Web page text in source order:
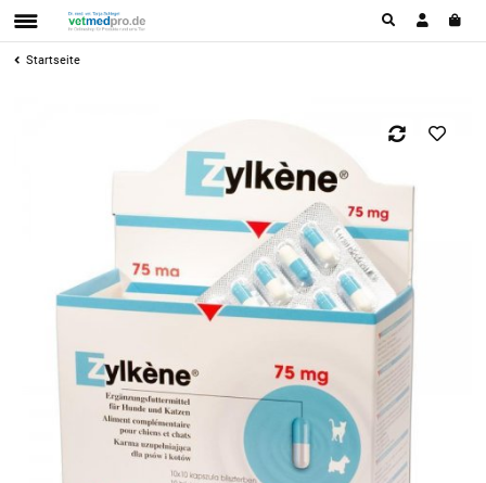
Startseite